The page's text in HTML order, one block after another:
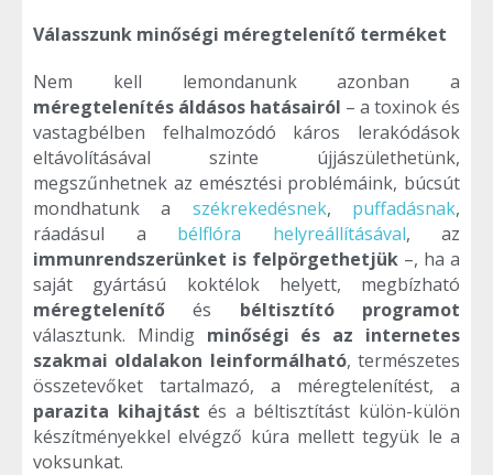
Válasszunk minőségi méregtelenítő terméket
Nem kell lemondanunk azonban a
méregtelenítés áldásos hatásairól – a toxinok és
vastagbélben felhalmozódó káros lerakódások
eltávolításával szinte újjászülethetünk,
megszűnhetnek az emésztési problémáink, búcsút
mondhatunk a székrekedésnek, puffadásnak,
ráadásul a bélflóra helyreállításával, az
immunrendszerünket is felpörgethetjük –, ha a
saját gyártású koktélok helyett, megbízható
méregtelenítő és béltisztító programot
választunk. Mindig minőségi és az internetes
szakmai oldalakon leinformálható, természetes
összetevőket tartalmazó, a méregtelenítést, a
parazita kihajtást és a béltisztítást külön-külön
készítményekkel elvégző kúra mellett tegyük le a
voksunkat.